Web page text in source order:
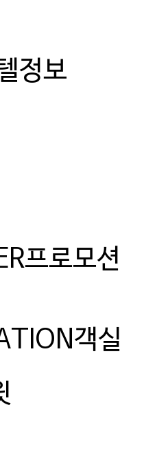
정보
프로모션
객실